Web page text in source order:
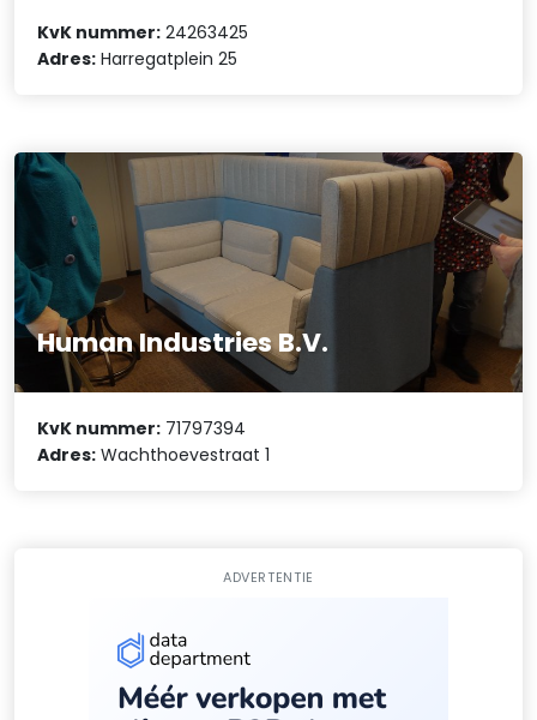
KvK nummer: 24263425
Adres: Harregatplein 25
Human Industries B.V.
KvK nummer: 71797394
Adres: Wachthoevestraat 1
ADVERTENTIE